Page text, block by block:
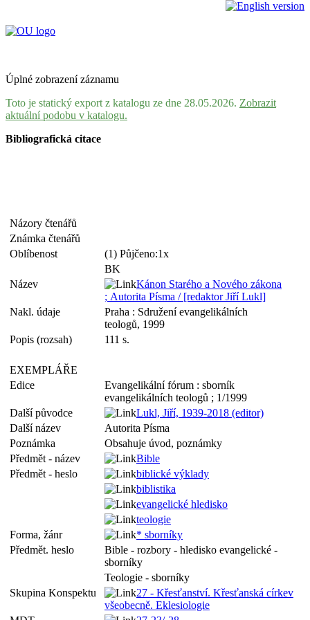
Úplné zobrazení záznamu
Toto je statický export z katalogu ze dne 28.05.2026. Zobrazit
aktuální podobu v katalogu.
Bibliografická citace
Názory čtenářů
Známka čtenářů
Oblíbenost
(1) Půjčeno:1x
BK
Název
Kánon Starého a Nového zákona
; Autorita Písma / [redaktor Jiří Lukl]
Nakl. údaje
Praha : Sdružení evangelikálních
teologů, 1999
Popis (rozsah)
111 s.
EXEMPLÁŘE
Edice
Evangelikální fórum : sborník
evangelikálních teologů ; 1/1999
Další původce
Lukl, Jiří, 1939-2018 (editor)
Další název
Autorita Písma
Poznámka
Obsahuje úvod, poznámky
Předmět - název
Bible
Předmět - heslo
biblické výklady
biblistika
evangelické hledisko
teologie
Forma, žánr
* sborníky
Předmět. heslo
Bible - rozbory - hledisko evangelické -
sborníky
Teologie - sborníky
Skupina Konspektu
27 - Křesťanství. Křesťanská církev
všeobecně. Eklesiologie